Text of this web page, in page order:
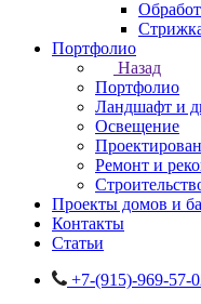
Портфолио
Назад
Портфолио
Ландшафт и
Освещение
Ремонт и
Проекты домов и
Контакты
Статьи
+7-(915)-969-57-